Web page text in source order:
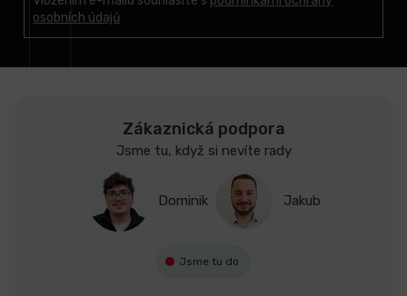
osobních údajů
Zákaznická podpora
Jsme tu, když si nevíte rady
Dominik Jakub
Jsme tu do